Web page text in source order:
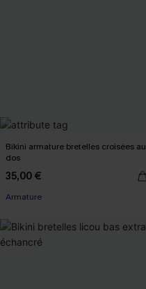
Bikini armature bretelles croisées au
dos
35,00 €
Armature